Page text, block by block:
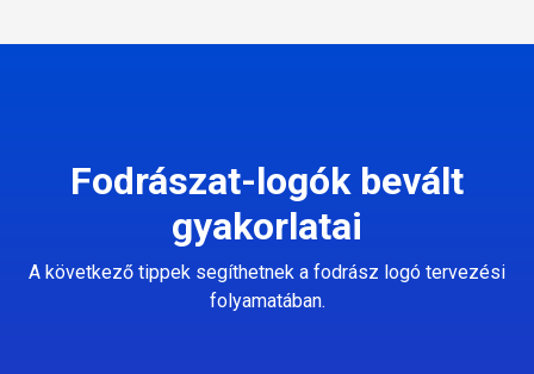
Fodrászat-logók bevált
gyakorlatai
A következő tippek segíthetnek a fodrász logó tervezési
folyamatában.